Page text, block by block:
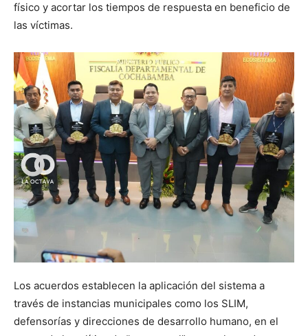
físico y acortar los tiempos de respuesta en beneficio de
las víctimas.
Los acuerdos establecen la aplicación del sistema a
través de instancias municipales como los SLIM,
defensorías y direcciones de desarrollo humano, en el